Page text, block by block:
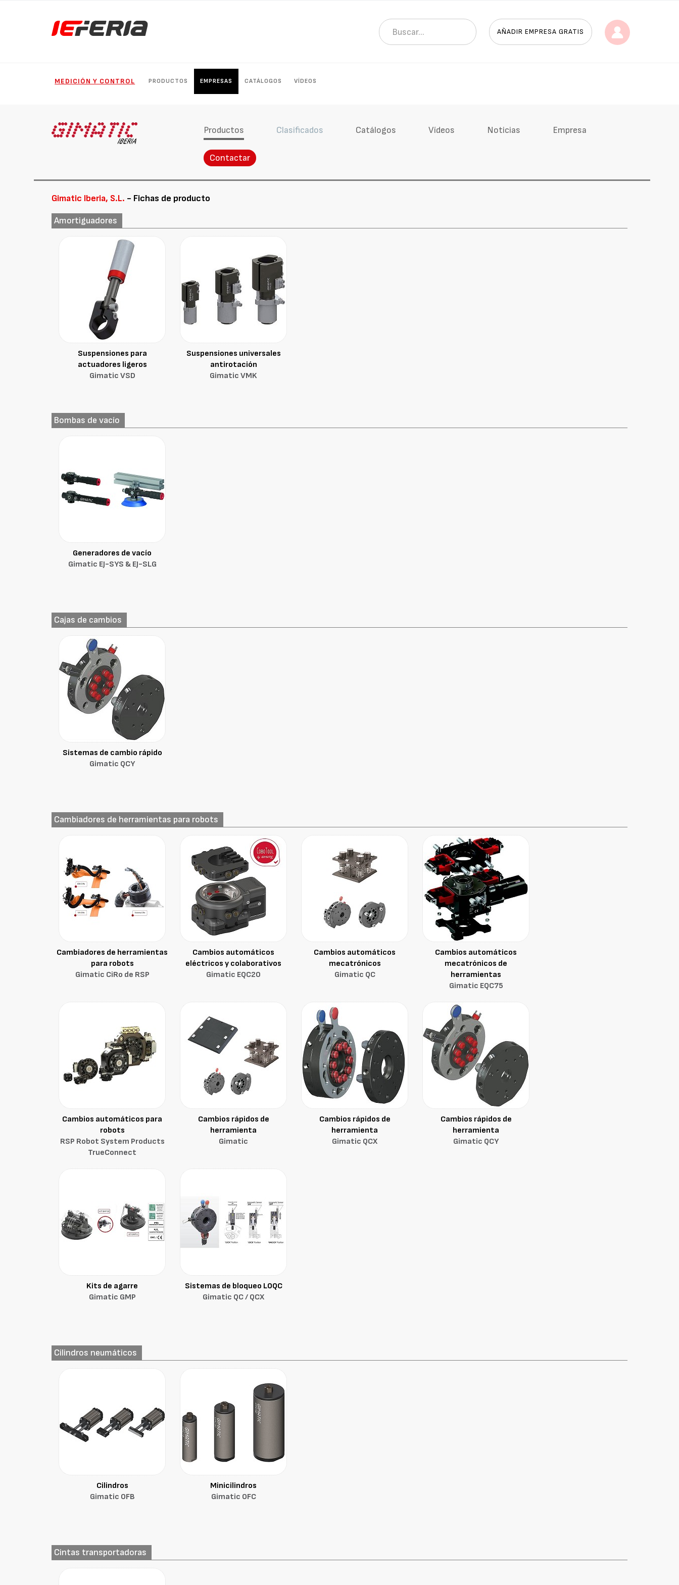
AÑADIR EMPRESA GRATIS
MEDICIÓN Y CONTROL PRODUCTOS EMPRESAS CATÁLOGOS VÍDEOS
Productos Clasificados Catálogos Vídeos Noticias Empresa
Contactar
Gimatic Iberia, S.L. - Fichas de producto
Amortiguadores
Suspensiones para
actuadores ligeros
Gimatic VSD
Suspensiones universales
antirotación
Gimatic VMK
Bombas de vacío
Generadores de vacío
Gimatic EJ-SYS & EJ-SLG
Cajas de cambios
Sistemas de cambio rápido
Gimatic QCY
Cambiadores de herramientas para robots
Cambiadores de herramientas
para robots
Gimatic CiRo de RSP
Cambios automáticos
eléctricos y colaborativos
Gimatic EQC20
Cambios automáticos
mecatrónicos
Gimatic QC
Cambios automáticos
mecatrónicos de
herramientas
Gimatic EQC75
Cambios automáticos para
robots
RSP Robot System Products
TrueConnect
Cambios rápidos de
herramienta
Gimatic
Cambios rápidos de
herramienta
Gimatic QCX
Cambios rápidos de
herramienta
Gimatic QCY
Kits de agarre
Gimatic GMP
Sistemas de bloqueo LOQC
Gimatic QC / QCX
Cilindros neumáticos
Cilindros
Gimatic OFB
Minicilindros
Gimatic OFC
Cintas transportadoras